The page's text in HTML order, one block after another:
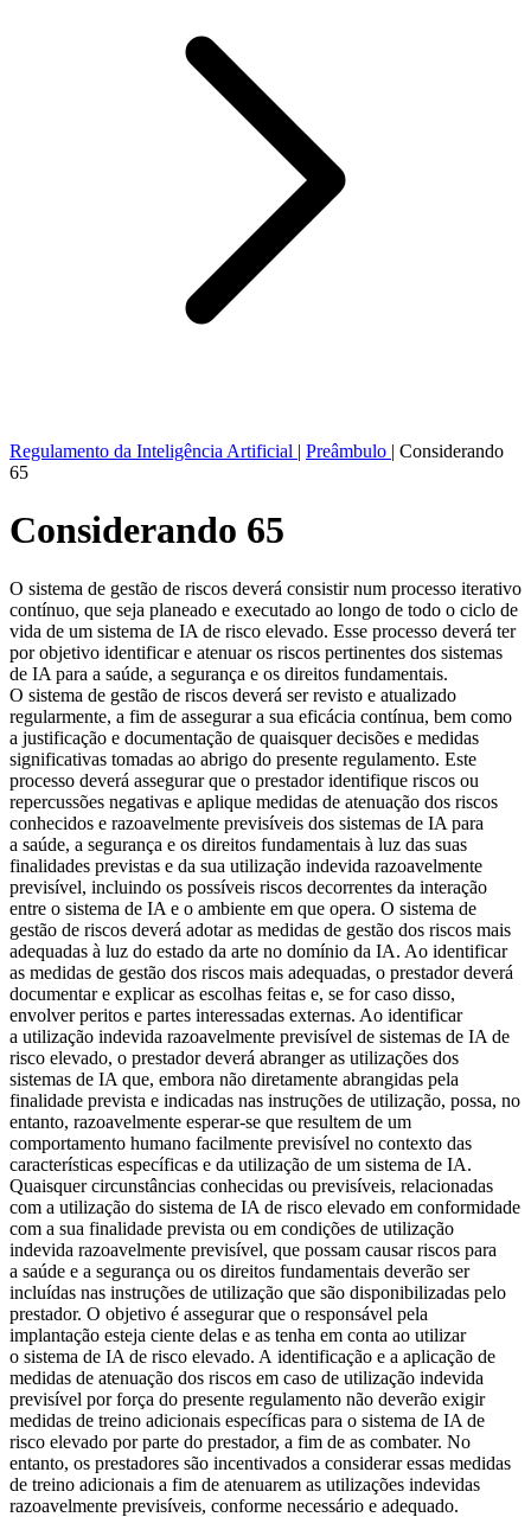
Regulamento da Inteligência Artificial | Preâmbulo | Considerando
65
Considerando 65
O sistema de gestão de riscos deverá consistir num processo iterativo
contínuo, que seja planeado e executado ao longo de todo o ciclo de
vida de um sistema de IA de risco elevado. Esse processo deverá ter
por objetivo identificar e atenuar os riscos pertinentes dos sistemas
de IA para a saúde, a segurança e os direitos fundamentais.
O sistema de gestão de riscos deverá ser revisto e atualizado
regularmente, a fim de assegurar a sua eficácia contínua, bem como
a justificação e documentação de quaisquer decisões e medidas
significativas tomadas ao abrigo do presente regulamento. Este
processo deverá assegurar que o prestador identifique riscos ou
repercussões negativas e aplique medidas de atenuação dos riscos
conhecidos e razoavelmente previsíveis dos sistemas de IA para
a saúde, a segurança e os direitos fundamentais à luz das suas
finalidades previstas e da sua utilização indevida razoavelmente
previsível, incluindo os possíveis riscos decorrentes da interação
entre o sistema de IA e o ambiente em que opera. O sistema de
gestão de riscos deverá adotar as medidas de gestão dos riscos mais
adequadas à luz do estado da arte no domínio da IA. Ao identificar
as medidas de gestão dos riscos mais adequadas, o prestador deverá
documentar e explicar as escolhas feitas e, se for caso disso,
envolver peritos e partes interessadas externas. Ao identificar
a utilização indevida razoavelmente previsível de sistemas de IA de
risco elevado, o prestador deverá abranger as utilizações dos
sistemas de IA que, embora não diretamente abrangidas pela
finalidade prevista e indicadas nas instruções de utilização, possa, no
entanto, razoavelmente esperar-se que resultem de um
comportamento humano facilmente previsível no contexto das
características específicas e da utilização de um sistema de IA.
Quaisquer circunstâncias conhecidas ou previsíveis, relacionadas
com a utilização do sistema de IA de risco elevado em conformidade
com a sua finalidade prevista ou em condições de utilização
indevida razoavelmente previsível, que possam causar riscos para
a saúde e a segurança ou os direitos fundamentais deverão ser
incluídas nas instruções de utilização que são disponibilizadas pelo
prestador. O objetivo é assegurar que o responsável pela
implantação esteja ciente delas e as tenha em conta ao utilizar
o sistema de IA de risco elevado. A identificação e a aplicação de
medidas de atenuação dos riscos em caso de utilização indevida
previsível por força do presente regulamento não deverão exigir
medidas de treino adicionais específicas para o sistema de IA de
risco elevado por parte do prestador, a fim de as combater. No
entanto, os prestadores são incentivados a considerar essas medidas
de treino adicionais a fim de atenuarem as utilizações indevidas
razoavelmente previsíveis, conforme necessário e adequado.